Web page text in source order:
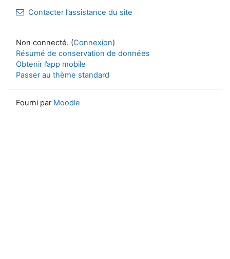
Contacter l’assistance du site
Non connecté. (Connexion)
Résumé de conservation de données
Obtenir l’app mobile
Passer au thème standard
Fourni par Moodle